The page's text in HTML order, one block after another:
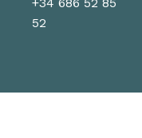
52